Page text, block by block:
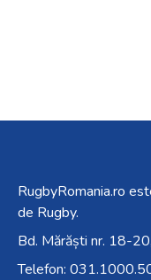
RugbyRomania.ro
de Rugby.
Bd. Mărăști nr. 18-
Telefon: